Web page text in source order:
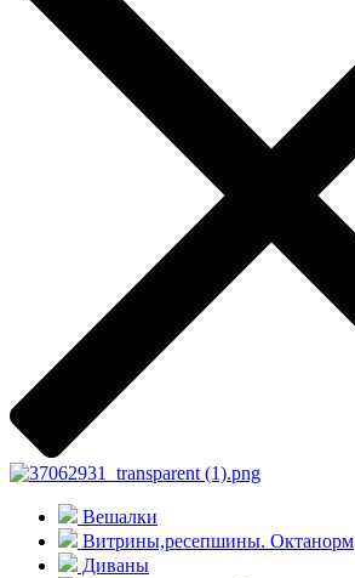
Вешалки
Витрины,ресепшины. Октанорм
Диваны